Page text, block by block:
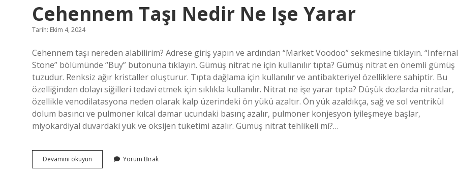
Cehennem Taşı Nedir Ne Işe Yarar
Tarih: Ekim 4, 2024
Cehennem taşı nereden alabilirim? Adrese giriş yapın ve ardından “Market Voodoo” sekmesine tıklayın. “Infernal
Stone” bölümünde “Buy” butonuna tıklayın. Gümüş nitrat ne için kullanılır tıpta? Gümüş nitrat en önemli gümüş
tuzudur. Renksiz ağır kristaller oluşturur. Tıpta dağlama için kullanılır ve antibakteriyel özelliklere sahiptir. Bu
özelliğinden dolayı siğilleri tedavi etmek için sıklıkla kullanılır. Nitrat ne işe yarar tıpta? Düşük dozlarda nitratlar,
özellikle venodilatasyona neden olarak kalp üzerindeki ön yükü azaltır. Ön yük azaldıkça, sağ ve sol ventrikül
dolum basıncı ve pulmoner kılcal damar ucundaki basınç azalır, pulmoner konjesyon iyileşmeye başlar,
miyokardiyal duvardaki yük ve oksijen tüketimi azalır. Gümüş nitrat tehlikeli mi?…
Devamını okuyun Cehennem
Taşı
Yorum Bırak